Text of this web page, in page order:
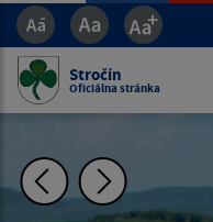
Stročín
Oficiálna stránka